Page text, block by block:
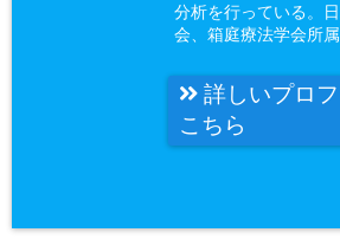
分析を行っている。
会、箱庭療法学会所属
詳しいプロ
こちら